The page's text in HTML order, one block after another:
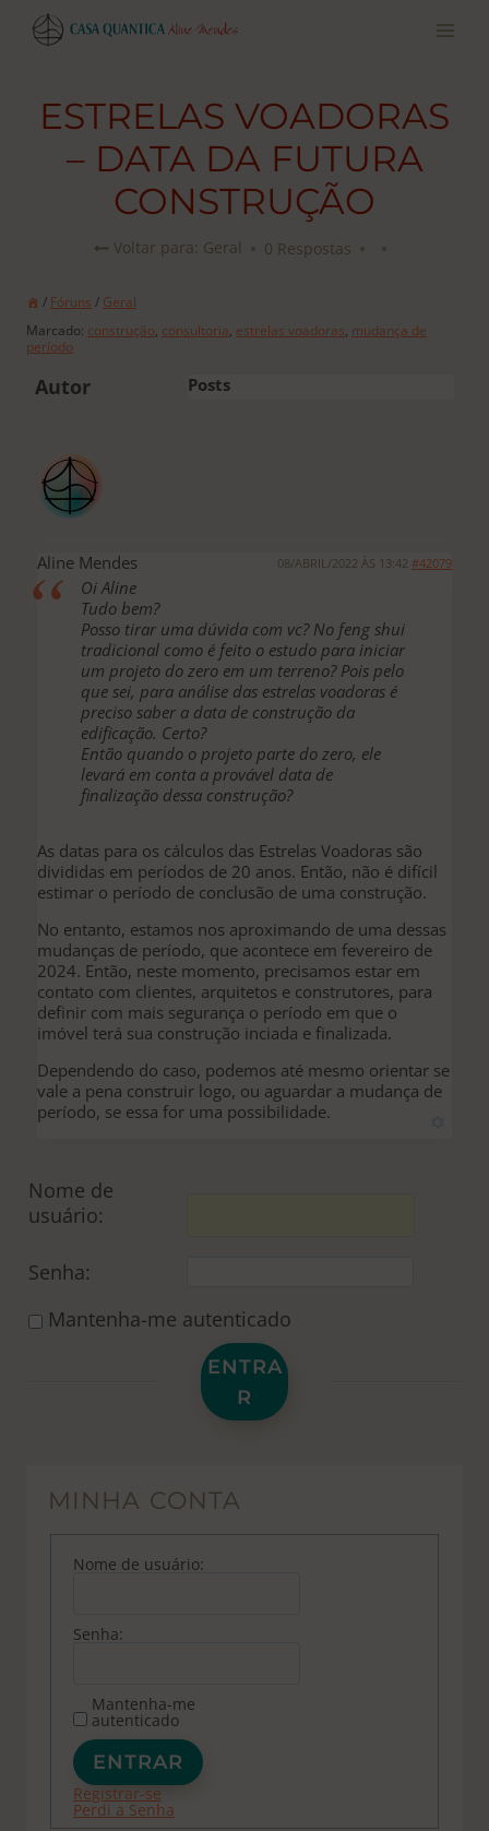
Pular
para
ESTRELAS VOADORAS
– DATA DA FUTURA
CONSTRUÇÃO
Voltar para: Geral 0 Respostas
/ Fóruns / Geral
Marcado: construção, consultoria, estrelas voadoras, mudança de
período
Autor Posts
Aline Mendes 08/ABRIL/2022 ÀS 13:42 #42079
Oi Aline
Tudo bem?
Posso tirar uma dúvida com vc? No feng shui
tradicional como é feito o estudo para iniciar
um projeto do zero em um terreno? Pois pelo
que sei, para análise das estrelas voadoras é
preciso saber a data de construção da
edificação. Certo?
Então quando o projeto parte do zero, ele
levará em conta a provável data de
finalização dessa construção?
As datas para os cálculos das Estrelas Voadoras são
divididas em períodos de 20 anos. Então, não é difícil
estimar o período de conclusão de uma construção.
No entanto, estamos nos aproximando de uma dessas
mudanças de período, que acontece em fevereiro de
2024. Então, neste momento, precisamos estar em
contato com clientes, arquitetos e construtores, para
definir com mais segurança o período em que o
imóvel terá sua construção inciada e finalizada.
Dependendo do caso, podemos até mesmo orientar se
vale a pena construir logo, ou aguardar a mudança de
período, se essa for uma possibilidade.
Nome de
usuário:
Senha:
Mantenha-me autenticado
ENTRA
R
MINHA CONTA
Nome de usuário:
Senha:
Mantenha-me
autenticado
ENTRAR
Registrar-se
Perdi a Senha